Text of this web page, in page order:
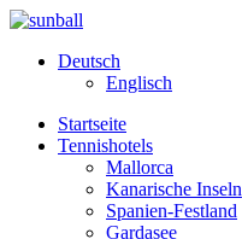
Deutsch
Englisch
Startseite
Tennishotels
Mallorca
Kanarische Inseln
Spanien-Festland
Gardasee